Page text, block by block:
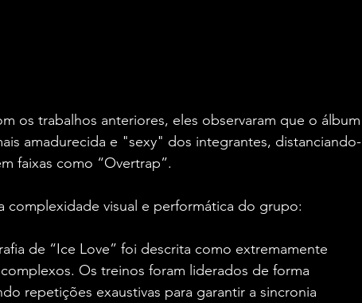
os trabalhos anteriores, eles observaram que o álbum
amadurecida e "sexy" dos integrantes, distanciando-
faixas como “Overtrap”.
complexidade visual e performática do grupo:
de “Ice Love” foi descrita como extremamente
Os treinos foram liderados de forma
repetições exaustivas para garantir a sincronia